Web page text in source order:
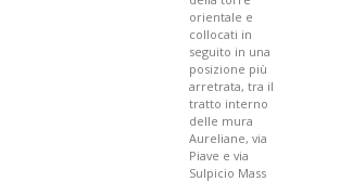
orientale e
collocati in
seguito in una
posizione più
arretrata, tra il
tratto interno
delle mura
Aureliane, via
Piave e via
Sulpicio Mass